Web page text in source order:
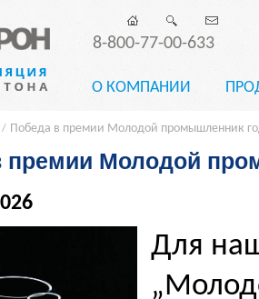
8-800-77-00-633
О КОМПАНИИ
/ Победа в премии Молодой промышленник
премии Молодой
Для